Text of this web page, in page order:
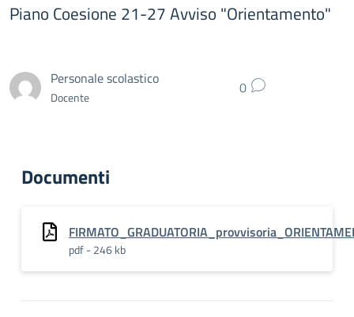
Piano Coesione 21-27 Avviso "Orientamento"
Personale scolastico
Docente 0
Documenti
pdf - 246 kb